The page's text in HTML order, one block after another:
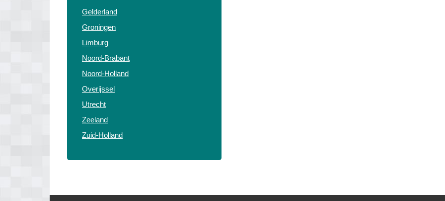
Gelderland
Groningen
Limburg
Noord-Brabant
Noord-Holland
Overijssel
Utrecht
Zeeland
Zuid-Holland